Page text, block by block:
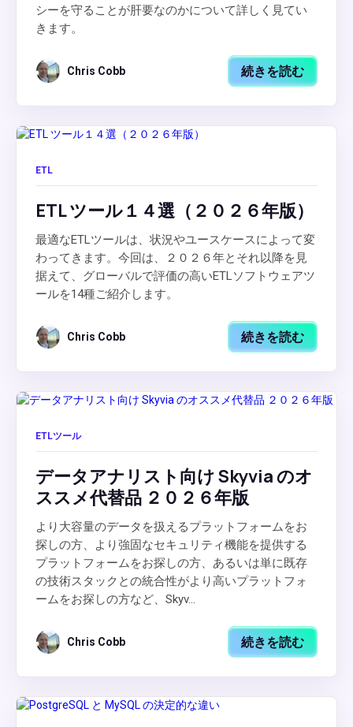
シーを守ることが肝要なのかについて詳しく見てい
きます。
Chris Cobb 続きを読む
ETL
ETL ツール１４選（２０２６年版）
最適なETLツールは、状況やユースケースによって変
わってきます。今回は、２０２６年とそれ以降を見
据えて、グローバルで評価の高いETLソフトウェアツ
ールを14種ご紹介します。
Chris Cobb 続きを読む
ETLツール
データアナリスト向け Skyvia のオ
ススメ代替品 ２０２６年版
より大容量のデータを扱えるプラットフォームをお
探しの方、より強固なセキュリティ機能を提供する
プラットフォームをお探しの方、あるいは単に既存
の技術スタックとの統合性がより高いプラットフォ
ームをお探しの方など、Skyv...
Chris Cobb 続きを読む